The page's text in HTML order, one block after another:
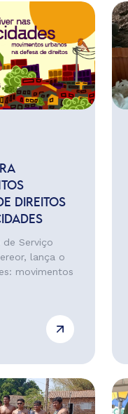
DIREITOS
de Serviço
lança o
movimentos